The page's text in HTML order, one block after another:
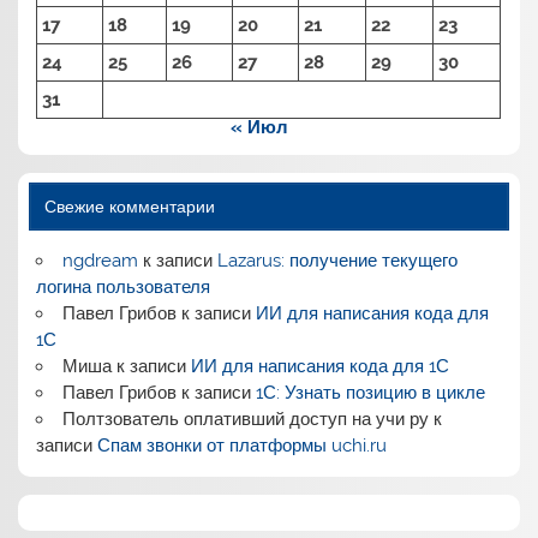
17
18 19 20 21 22
23
24
25 26 27 28 29
30
31
« Июл
Свежие комментарии
ngdream к записи Lazarus: получение текущего
логина пользователя
Павел Грибовк записи ИИ для написания кода для
1С
Мишак записи ИИ для написания кода для 1С
Павел Грибовк записи 1С: Узнать позицию в цикле
Полтзователь оплативший доступ на учи рук
записиСпам звонки от платформы uchi.ru